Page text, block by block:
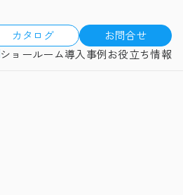
カタログ
お問合せ
ショールーム導入事例お役立ち情報